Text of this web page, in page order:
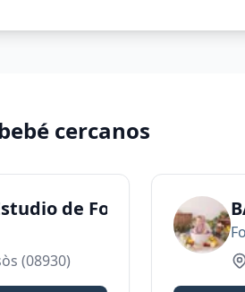
cercanos
de Fotografía
(08930)